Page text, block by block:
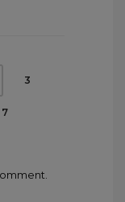
3
7